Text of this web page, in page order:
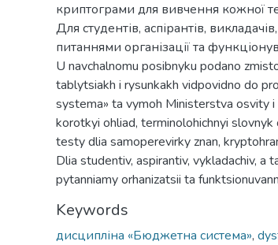
криптограми для вивчення кожної
Для студентів, аспірантів,
питаннями організації та
U navchalnomu posibnyku podano
tablytsiakh i rysunkakh vidpovidno do
systema» ta vymoh Ministerstva osvity
korotkyi ohliad, terminolohichnyi
testy dlia samoperevirky znan,
Dlia studentiv, aspirantiv, vykladachiv, a
pytanniamy orhanizatsii ta
Keywords
дисципліна «Бюджетна система»,